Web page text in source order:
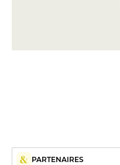
PARTENAIRES